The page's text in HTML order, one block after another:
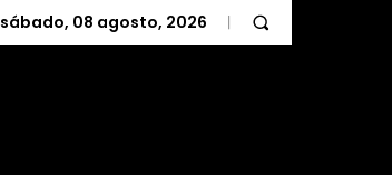
sábado, 08 agosto, 2026